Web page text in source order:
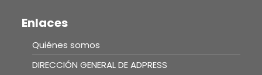
Enlaces
Quiénes somos
DIRECCIÓN GENERAL DE ADPRESS